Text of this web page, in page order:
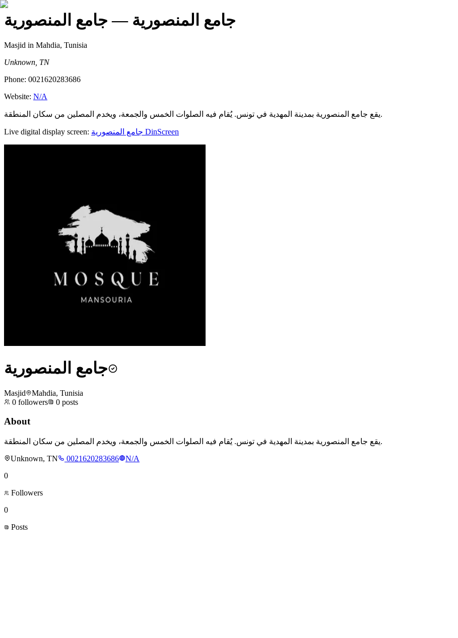
جامع المنصورية — جامع المنصورية
Masjid in Mahdia, Tunisia
Unknown, TN
Phone: 0021620283686
Website: N/A
يقع جامع المنصورية بمدينة المهدية في تونس. يُقام فيه الصلوات الخمس والجمعة، ويخدم المصلين من سكان المنطقة.
Live digital display screen: جامع المنصورية DinScreen
جامع المنصورية
Masjid
Mahdia, Tunisia
0 followers 0 posts
About
يقع جامع المنصورية بمدينة المهدية في تونس. يُقام فيه الصلوات الخمس والجمعة، ويخدم المصلين من سكان المنطقة.
Unknown, TN
0021620283686
N/A
0
Followers
0
Posts